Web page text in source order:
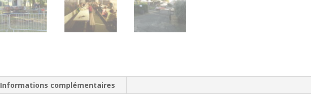
Informations complémentaires